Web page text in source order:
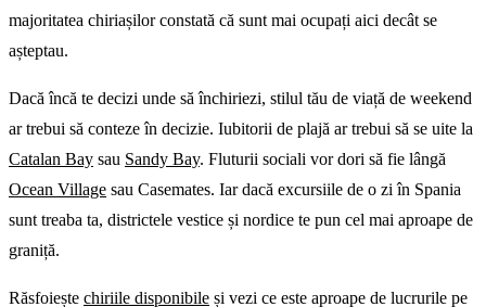
majoritatea chiriașilor constată că sunt mai ocupați aici decât se
așteptau.
Dacă încă te decizi unde să închiriezi, stilul tău de viață de weekend
ar trebui să conteze în decizie. Iubitorii de plajă ar trebui să se uite la
Catalan Bay sau Sandy Bay. Fluturii sociali vor dori să fie lângă
Ocean Village sau Casemates. Iar dacă excursiile de o zi în Spania
sunt treaba ta, districtele vestice și nordice te pun cel mai aproape de
graniță.
Răsfoiește chiriile disponibile și vezi ce este aproape de lucrurile pe